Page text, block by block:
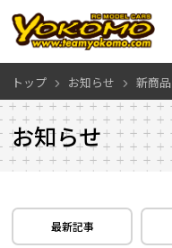
トップ お知らせ 新商品
お知らせ
最新記事